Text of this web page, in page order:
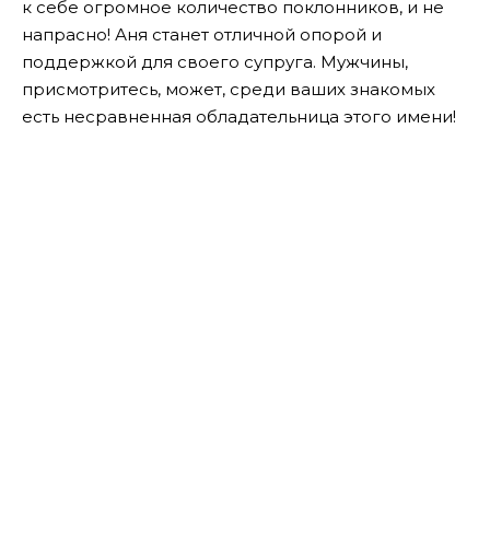
к себе огромное количество поклонников, и не
напрасно! Аня станет отличной опорой и
поддержкой для своего супруга. Мужчины,
присмотритесь, может, среди ваших знакомых
есть несравненная обладательница этого имени!